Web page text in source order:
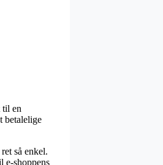
til en
betalelige
så enkel.
e-shoppens